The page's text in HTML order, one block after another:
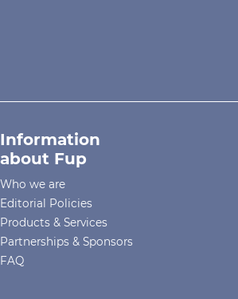
Information
about Fup
Who we are
Editorial Policies
Products & Services
Partnerships & Sponsors
FAQ